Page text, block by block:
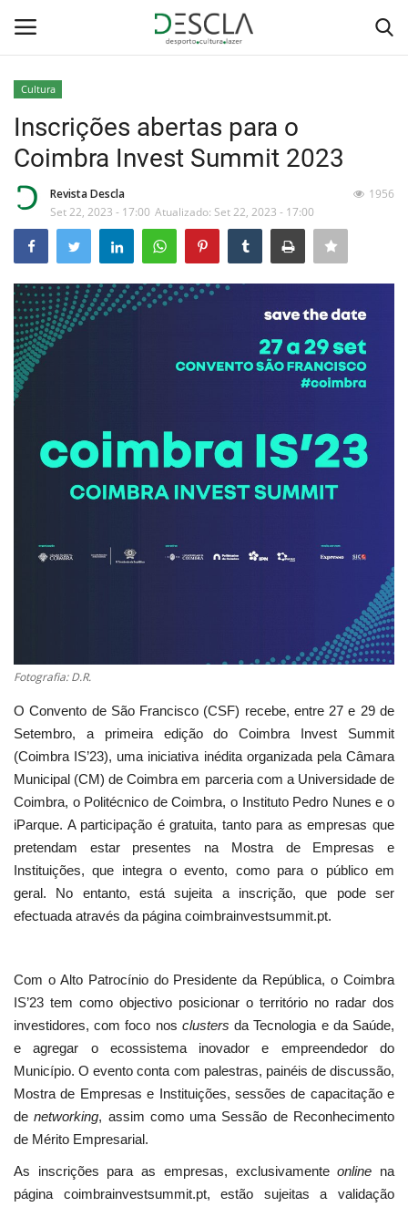
Home
...by Descla
Desporto
Contactos
Sobre Nós
Educação
Estatuto Editorial
Ambiente
Cultura
Inscrições abertas para o
Coimbra Invest Summit 2023
Revista Descla
Set 22, 2023 - 17:00 Atualizado: Set 22, 2023 - 17:00
1956
Fotografia: D.R.
O Convento de São Francisco (CSF) recebe, entre 27 e 29 de
Setembro, a primeira edição do Coimbra Invest Summit
(Coimbra IS’23), uma iniciativa inédita organizada pela Câmara
Municipal (CM) de Coimbra em parceria com a Universidade de
Coimbra, o Politécnico de Coimbra, o Instituto Pedro Nunes e o
iParque. A participação é gratuita, tanto para as empresas que
pretendam estar presentes na Mostra de Empresas e
Instituições, que integra o evento, como para o público em
geral. No entanto, está sujeita a inscrição, que pode ser
efectuada através da página coimbrainvestsummit.pt.
Com o Alto Patrocínio do Presidente da República, o Coimbra
IS’23 tem como objectivo posicionar o território no radar dos
investidores, com foco nos clusters da Tecnologia e da Saúde,
e agregar o ecossistema inovador e empreendedor do
Município. O evento conta com palestras, painéis de discussão,
Mostra de Empresas e Instituições, sessões de capacitação e
denetworking, assim como uma Sessão de Reconhecimento
de Mérito Empresarial.
As inscrições para as empresas, exclusivamenteonline na
página coimbrainvestsummit.pt, estão sujeitas a validação